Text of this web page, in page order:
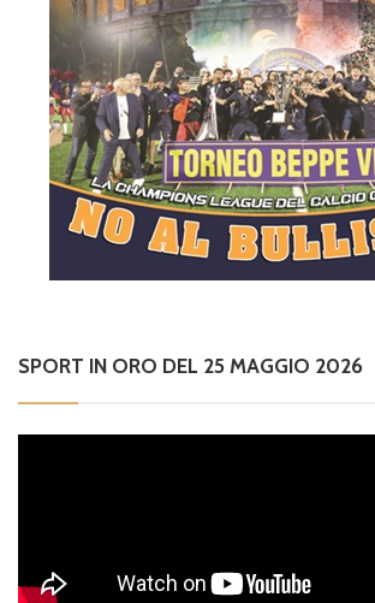
SPORT IN ORO DEL 25 MAGGIO 2026